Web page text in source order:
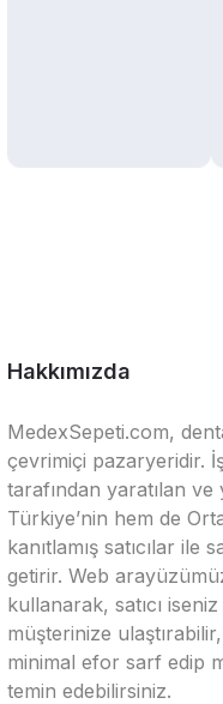
Hakkımızda
MedexSepeti.com,
çevrimiçi pazaryeridir.
tarafından yaratılan
Türkiye’nin hem de
kanıtlamış satıcılar ile
getirir. Web
kullanarak, satıcı
müşterinize
minimal efor sarf edip
temin edebilirsiniz.